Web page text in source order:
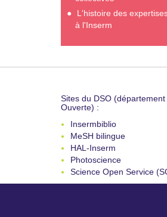
L'histoire des
à l'Inserm
Sites du DSO
Ouverte) :
Insermbiblio
MeSH bilingue
HAL-Inserm
Photoscience
Science Open Service